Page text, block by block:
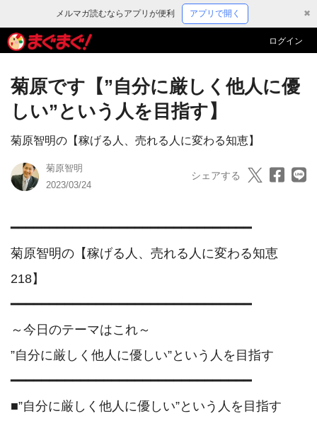
メルマガ読むならアプリが便利 アプリで開く ✖
ログイン
菊原です【”自分に厳しく他人に優
しい”という人を目指す】
菊原智明の【稼げる人、売れる人に変わる知恵】
菊原智明
2023/03/24
シェアする
━━━━━━━━━━━━━━━━━━━━━━━━━━━━━━━
菊原智明の【稼げる人、売れる人に変わる知恵
218】
━━━━━━━━━━━━━━━━━━━━━━━━━━━━━━━
～今日のテーマはこれ～
”自分に厳しく他人に優しい”という人を目指す
━━━━━━━━━━━━━━━━━━━━━━━━━━━━━━━
■”自分に厳しく他人に優しい”という人を目指す